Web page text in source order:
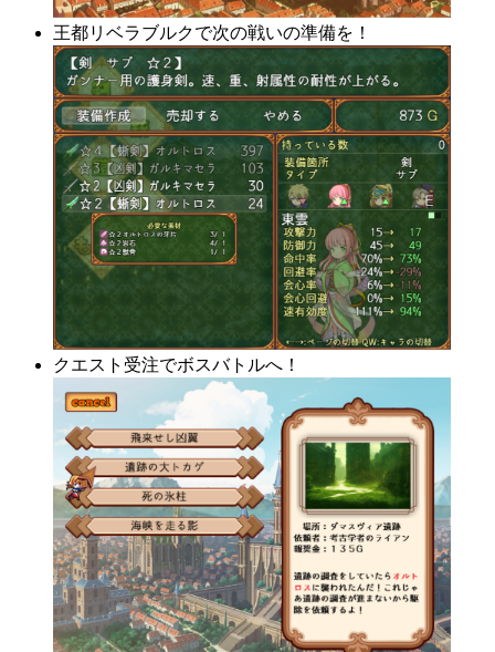
王都リベラブルクで次の戦いの準備を！
クエスト受注でボスバトルへ！